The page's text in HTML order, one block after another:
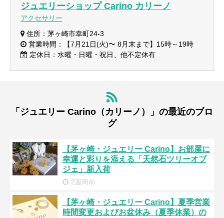
ジュエリーショップ Carino カリーノ
アクセサリー
住所：茅ヶ崎市幸町24-3
営業時間：【7月21日(火)〜 8月末まで】15時～19時
定休日：水曜・日曜・祝日、他不定休有
「ジュエリー Carino（カリーノ）」の最近のブロ
グ
【茅ヶ崎・ジュエリー Carino】お部屋に
幸運と彩りを添える「天然石ツリーオブ
ジェ」新入荷
2週間前
【茅ヶ崎・ジュエリー Carino】夏季営業
時間変更およびお盆休み（夏季休業）の